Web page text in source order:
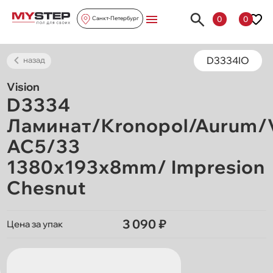
Санкт-Петербург 0 0
назад D3334IO
Vision
D3334
Ламинат/Kronopol/Aurum/
AC5/33
1380х193х8mm/ Impresion
Chesnut
Цена за упак 3 090 ₽